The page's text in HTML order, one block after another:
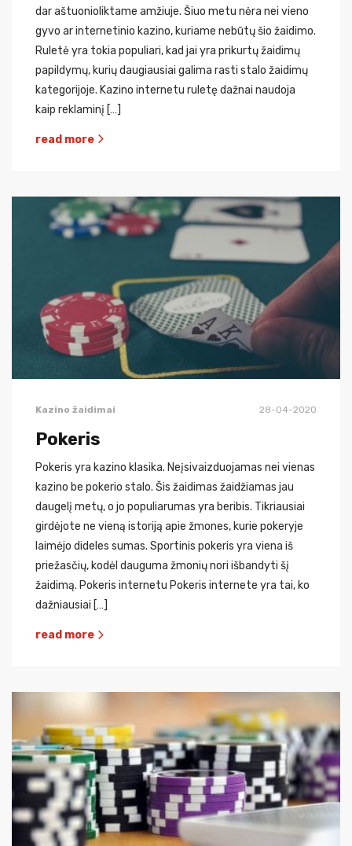
dar aštuonioliktame amžiuje. Šiuo metu nėra nei vieno
gyvo ar internetinio kazino, kuriame nebūtų šio žaidimo.
Ruletė yra tokia populiari, kad jai yra prikurtų žaidimų
papildymų, kurių daugiausiai galima rasti stalo žaidimų
kategorijoje. Kazino internetu ruletę dažnai naudoja
kaip reklaminį […]
read more
Kazino žaidimai 28-04-2020
Pokeris
Pokeris yra kazino klasika. Neįsivaizduojamas nei vienas
kazino be pokerio stalo. Šis žaidimas žaidžiamas jau
daugelį metų, o jo populiarumas yra beribis. Tikriausiai
girdėjote ne vieną istoriją apie žmones, kurie pokeryje
laimėjo dideles sumas. Sportinis pokeris yra viena iš
priežasčių, kodėl dauguma žmonių nori išbandyti šį
žaidimą. Pokeris internetu Pokeris internete yra tai, ko
dažniausiai […]
read more